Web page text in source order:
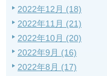
2022年12月 (18)
2022年11月 (21)
2022年10月 (20)
2022年9月 (16)
2022年8月 (17)